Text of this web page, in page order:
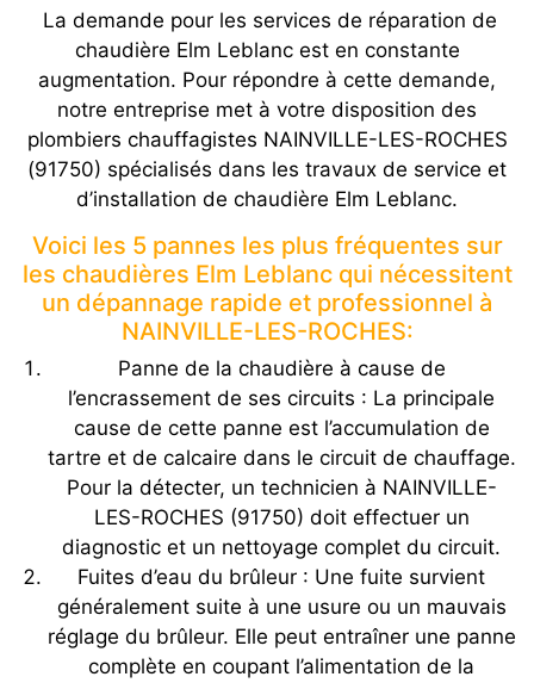
La demande pour les services de réparation de
chaudière Elm Leblanc est en constante
augmentation. Pour répondre à cette demande,
notre entreprise met à votre disposition des
plombiers chauffagistes NAINVILLE-LES-ROCHES
(91750) spécialisés dans les travaux de service et
d’installation de chaudière Elm Leblanc.
Voici les 5 pannes les plus fréquentes sur
les chaudières Elm Leblanc qui nécessitent
un dépannage rapide et professionnel à
NAINVILLE-LES-ROCHES:
Panne de la chaudière à cause de
l’encrassement de ses circuits : La principale
cause de cette panne est l’accumulation de
tartre et de calcaire dans le circuit de chauffage.
Pour la détecter, un technicien à NAINVILLE-
LES-ROCHES (91750) doit effectuer un
diagnostic et un nettoyage complet du circuit.
Fuites d’eau du brûleur : Une fuite survient
généralement suite à une usure ou un mauvais
réglage du brûleur. Elle peut entraîner une panne
complète en coupant l’alimentation de la